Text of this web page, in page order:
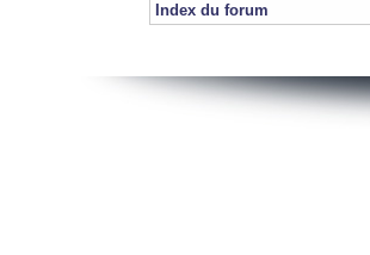
Index du forum